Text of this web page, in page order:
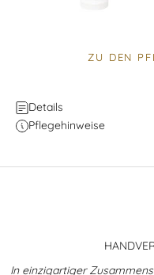
ZU DEN
Details
Pflegehinweise
In einzigartiger